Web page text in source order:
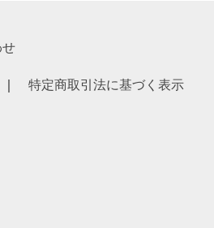
せ
特定商取引法に基づく表示